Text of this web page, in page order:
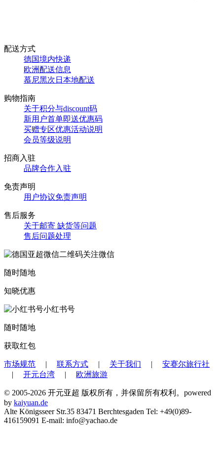
配送方式
德国境内快递
欧洲配送信息
慕尼黑次日本地配送
购物指南
关于积分与discount码
新用户首单即送优惠码
买赠专区优惠活动说明
会员等级说明
招商入驻
品牌合作入驻
免责声明
用户协议免责声明
售后服务
关于邮寄 缺货等问题
售后问题处理
关注微信
随时随地
知晓优惠
小红书号
随时随地
获取红包
市场规范 | 联系方式 | 关于我们 | 安赛尔旅行社
| 开元台湾 | 欧洲旅游
© 2005-2026 开元亚超 版权所有，并保留所有权利。powered
by kaiyuan.de
Alte Königsseer Str.35 83471 Berchtesgaden Tel: +49(0)89-
416159091 E-mail: info@yachao.de